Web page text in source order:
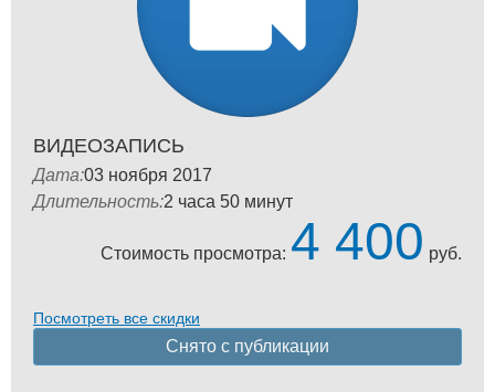
ВИДЕОЗАПИСЬ
Дата:03 ноября 2017
Длительность:2 часа 50 минут
Стоимость просмотра: 4 400 руб.
Посмотреть все скидки
Снято с публикации